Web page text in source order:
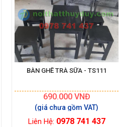
BÀN GHẾ TRÀ SỮA - TS111
690.000VNĐ
Liên Hệ: 0978 741 437